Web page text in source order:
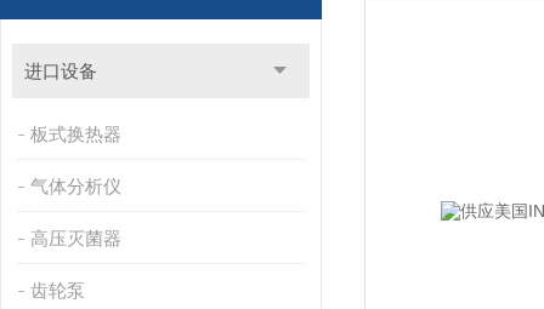
进口设备
板式换热器
气体分析仪
高压灭菌器
齿轮泵